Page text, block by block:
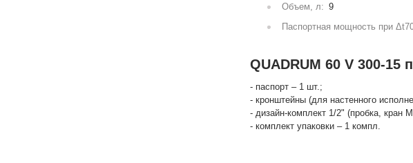
Объем, л: 9
Паспортная мощность при
QUADRUM 60 V 300-15
- паспорт – 1 шт.;
- кронштейны (для настенного
- дизайн-комплект 1/2" (пробка, кран
- комплект упаковки – 1 компл.